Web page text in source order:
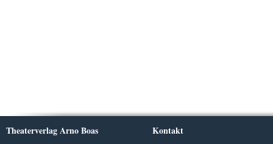
Theaterverlag Arno Boas Kontakt